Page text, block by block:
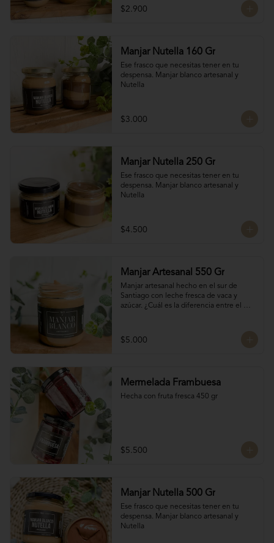
El manjar tradicional, al tener mayor
tiempo de cocción tiene un sabor más
duración pero esto a la vez hace que sea
un sabor más suave y artesanal, más de
casa.
$2.900
Manjar Nutella 160 Gr
Ese frasco que necesitas tener en tu
despensa. Manjar blanco artesanal y
Nutella
$3.000
Manjar Nutella 250 Gr
Ese frasco que necesitas tener en tu
despensa. Manjar blanco artesanal y
Nutella
$4.500
Manjar Artesanal 550 Gr
Manjar artesanal hecho en el sur de
Santiago con leche fresca de vaca y
azúcar. ¿Cuál es la diferencia entre el
El manjar tradicional, al tener mayor
tiempo de cocción tiene un sabor más
duración pero esto a la vez hace que sea
un sabor más suave y artesanal, más de
$5.000
Mermelada Frambuesa
Hecha con fruta fresca 450 gr
$5.500
Manjar Nutella 500 Gr
Ese frasco que necesitas tener en tu
despensa. Manjar blanco artesanal y
Nutella